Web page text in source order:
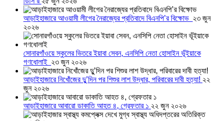
আড়াইহাজারে আওয়ামী লীগের নৈরাজ্যের প্রতিবাদে বিএনপি’র বিক্ষোভ ২৩ জুন
২০২৬
সোনারগাঁওয়ে স্কুলের ভিতরে ইয়াবা সেবন, এনসিপি নেতা হোসাইন ভূঁইয়াকে
গণধোলাই ২৩ জুন ২০২৬
আড়াইহাজারে নিখোঁজের দুু’দিন পর শিশুর লাশ উদ্ধার, পরিবারের দাবী হত্যা! ২২
জুন ২০২৬
আড়াইহাজারে আবারো ডাকাতি আহত ৪, গ্রেফতার ১ ২২ জুন ২০২৬